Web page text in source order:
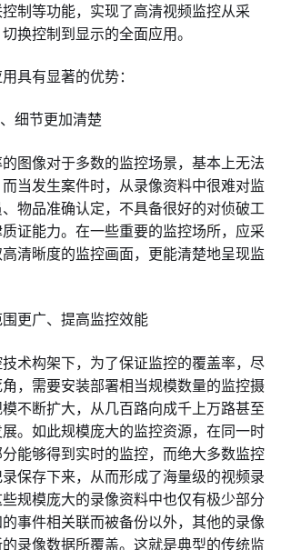
制等功能，实现了高清视频监控从采
换控制到显示的全面应用。
具有显著的优势：
细节更加清楚
图像对于多数的监控场景，基本上无法
当发生案件时，从录像资料中很难对监
物品准确认定，不具备很好的对侦破工
证能力。在一些重要的监控场所，应采
清晰度的监控画面，更能清楚地呈现监
更广、提高监控效能
术构架下，为了保证监控的覆盖率，尽
，需要安装部署相当规模数量的监控摄
不断扩大，从几百路向成千上万路甚至
。如此规模庞大的监控资源，在同一时
能够得到实时的监控，而绝大多数监控
保存下来，从而形成了海量级的视频录
规模庞大的录像资料中也仅有极少部分
事件相关联而被备份以外，其他的录像
录像数据所覆盖。这就是典型的传统监